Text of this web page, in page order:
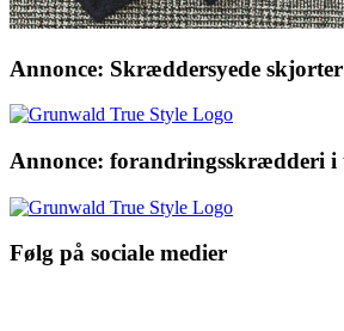
Annonce: Skræddersyede skjorter
Annonce: forandringsskrædderi i
Følg på sociale medier